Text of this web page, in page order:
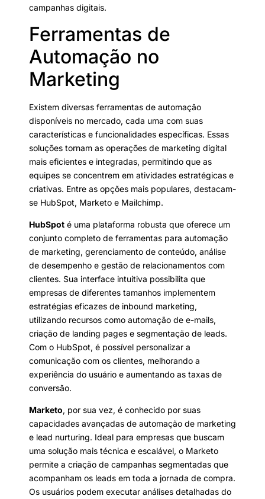
campanhas digitais.
Ferramentas de
Automação no
Marketing
Existem diversas ferramentas de automação
disponíveis no mercado, cada uma com suas
características e funcionalidades específicas. Essas
soluções tornam as operações de marketing digital
mais eficientes e integradas, permitindo que as
equipes se concentrem em atividades estratégicas e
criativas. Entre as opções mais populares, destacam-
se HubSpot, Marketo e Mailchimp.
HubSpot é uma plataforma robusta que oferece um
conjunto completo de ferramentas para automação
de marketing, gerenciamento de conteúdo, análise
de desempenho e gestão de relacionamentos com
clientes. Sua interface intuitiva possibilita que
empresas de diferentes tamanhos implementem
estratégias eficazes de inbound marketing,
utilizando recursos como automação de e-mails,
criação de landing pages e segmentação de leads.
Com o HubSpot, é possível personalizar a
comunicação com os clientes, melhorando a
experiência do usuário e aumentando as taxas de
conversão.
Marketo, por sua vez, é conhecido por suas
capacidades avançadas de automação de marketing
e lead nurturing. Ideal para empresas que buscam
uma solução mais técnica e escalável, o Marketo
permite a criação de campanhas segmentadas que
acompanham os leads em toda a jornada de compra.
Os usuários podem executar análises detalhadas do